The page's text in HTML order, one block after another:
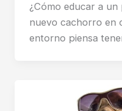
¿Cómo educar a
nuevo cachorro en
entorno piensa